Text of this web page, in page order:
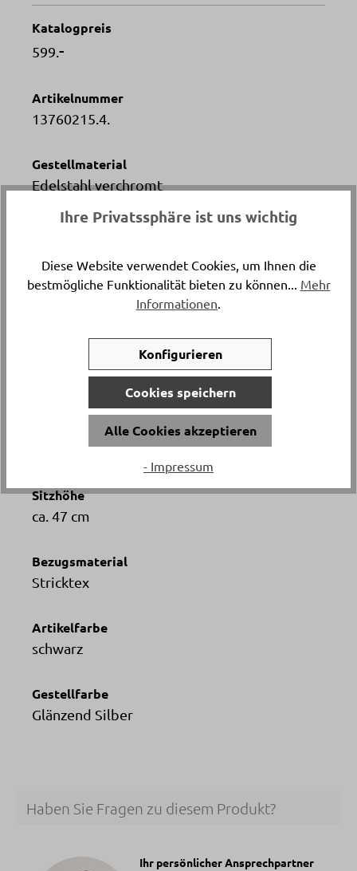
Katalogpreis
599. -
Artikelnummer
13760215.4.
Gestellmaterial
Edelstahl verchromt
Versand & Lieferung
ca. 61 cm
Sitzhöhe
ca. 47 cm
Bezugsmaterial
Stricktex
Artikelfarbe
schwarz
Gestellfarbe
Glänzend Silber
Haben Sie Fragen zu diesem Produkt?
Ihr persönlicher Ansprechpartner
Ihre Privatssphäre ist uns wichtig
Diese Website verwendet Cookies, um Ihnen die
bestmögliche Funktionalität bieten zu können... Mehr
Informationen.
Konfigurieren
Cookies speichern
Alle Cookies akzeptieren
- Impressum